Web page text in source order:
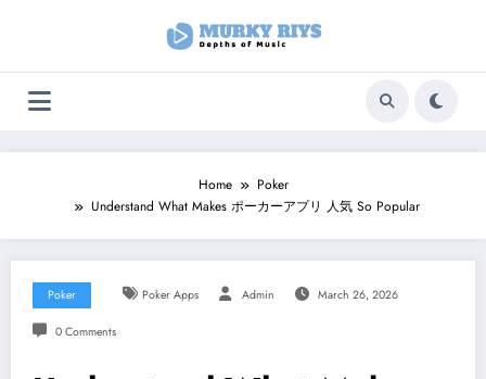
Home
Poker
Understand What Makes ポーカーアプリ 人気 So Popular
Poker Poker Apps Admin March 26, 2026
0 Comments